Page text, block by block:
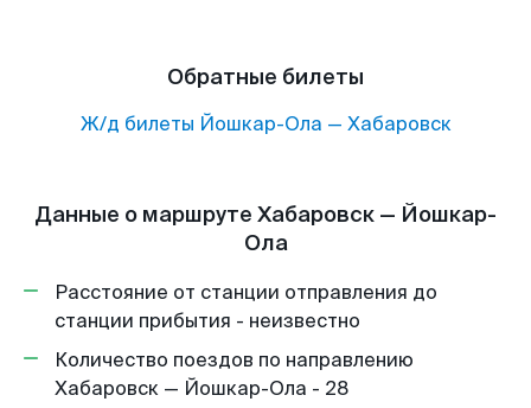
Обратные билеты
Ж/д билеты Йошкар-Ола — Хабаровск
Данные о маршруте Хабаровск — Йошкар-
Ола
Расстояние от станции отправления до
станции прибытия - неизвестно
Количество поездов по направлению
Хабаровск — Йошкар-Ола - 28